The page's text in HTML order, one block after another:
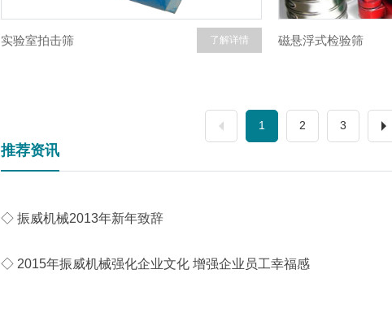
实验室拍击筛 了解详情 磁悬浮式检验筛
1 2 3
推荐资讯
◇ 振威机械2013年新年致辞
◇ 2015年振威机械强化企业文化 增强企业员工幸福感